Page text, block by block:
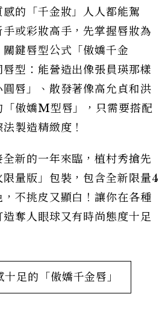
的「千金妝」人人都能駕
或彩妝高手，先掌握唇妝為
鍵唇型公式「傲嬌千金
型：能營造出像張員瑛那樣
唇」、散發著像高允貞和洪
「傲嬌M型唇」，只需要搭配
製造精緻度！
新的一年來臨，植村秀搶先
量版」包裝，包含全新限量4
不挑皮又顯白！讓你在各種
奪人眼球又有時尚態度十足
足的「傲嬌千金唇」